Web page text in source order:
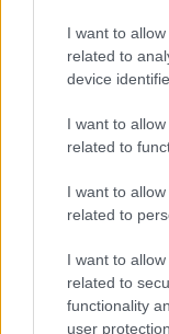
I want to
related to
device
I want to
related to
I want to
related to
I want to
related to
functionality
user protection.
Milano ospita
Camilla Fiore · 7 Ago 2026
BELLEZZA